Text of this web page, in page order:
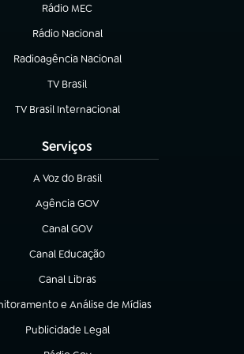
Rádio MEC
(abre em nova aba)
Rádio Nacional
Radioagência Nacional
(abre em nova aba)
TV Brasil
(abre em nova aba)
TV Brasil Internacional
(abre em nova aba)
Serviços
A Voz do Brasil
(abre em nova aba)
Agência GOV
(abre em nova aba)
Canal GOV
(abre em nova aba)
Canal Educação
(abre em nova aba)
Canal Libras
(abre em nova aba)
e Análise de Mídias
em nova aba)
Publicidade Legal
(abre em nova aba)